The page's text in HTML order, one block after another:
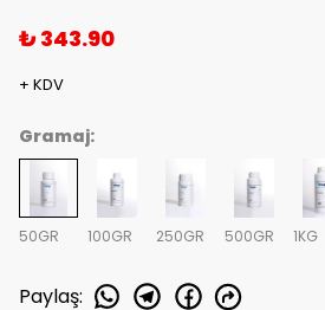
₺ 343.90
+ KDV
Gramaj:
50GR 100GR 250GR 500GR 1KG
Paylaş: